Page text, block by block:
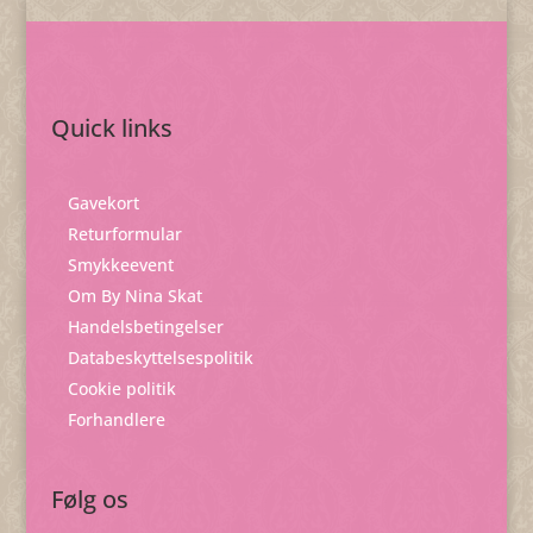
Quick links
Gavekort
Returformular
Smykkeevent
Om By Nina Skat
Handelsbetingelser
Databeskyttelsespolitik
Cookie politik
Forhandlere
Følg os